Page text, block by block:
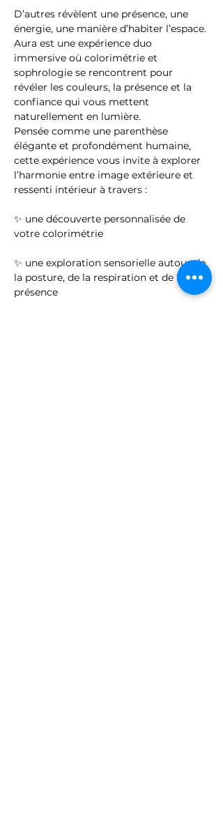
D’autres révèlent une présence, une
énergie, une manière d’habiter l’espace.
Aura est une expérience duo
immersive où colorimétrie et
sophrologie se rencontrent pour
révéler les couleurs, la présence et la
confiance qui vous mettent
naturellement en lumière.
Pensée comme une parenthèse
élégante et profondément humaine,
cette expérience vous invite à explorer
l’harmonie entre image extérieure et
ressenti intérieur à travers :
✨ une découverte personnalisée de
votre colorimétrie
✨ une exploration sensorielle autour de
la posture, de la respiration et de la
présence